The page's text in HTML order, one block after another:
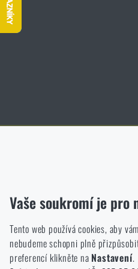
Vaše soukromí je pro
Tento web používá cookies, aby
nebudeme schopni plně
preferencí klikněte na Nastavení.
Do těchto cookies se
Marketingové
Tyto cookies nám pomáhají